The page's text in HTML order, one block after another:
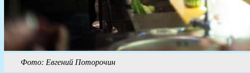
Фото: Евгений Поторочин